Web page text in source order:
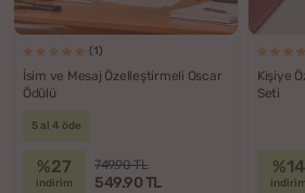
(1)
İsim ve Mesaj Özelleştirmeli Oscar
Ödülü
5 al 4 öde
%27
indirim
749.90 TL
549.90 TL
Kişiye
Seti
%14
indirim